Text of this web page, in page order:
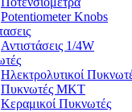
Potentiometer Knobs
Αντιστάσεις 1/4W
Ηλεκτρολυτικοί
Πυκνωτές MKT
Κεραμικοί Πυκνωτές